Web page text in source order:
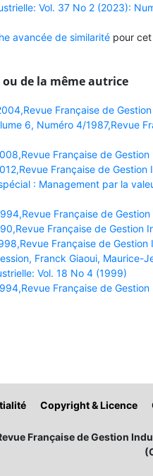
Vol. 37 No 2 (2023):
avancée de similarité pour
de la même autrice
Française de
6, Numéro 4/1987,Revue
Française de
Française de Gestion
: Management par la
Française de
Française de Gestion
Française de
Franck Giaoui, Maurice-
Vol. 18 No 4 (1999)
Française de
Copyright & Licence
Française de Gestion